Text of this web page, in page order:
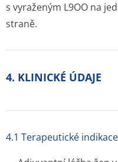
s vyraženým L9OO na
straně.
4. KLINICKÉ ÚDAJE
4.1 Terapeutické indikace